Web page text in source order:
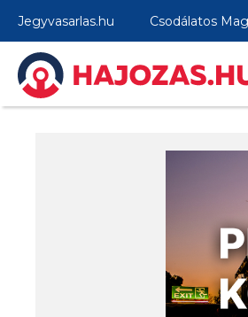
Jegyvasarlas.hu Csodálatos